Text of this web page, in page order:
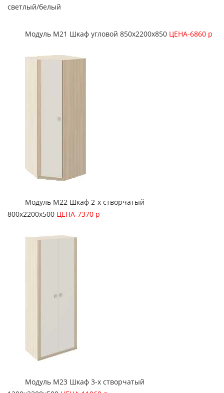
светлый/белый
Модуль М21 Шкаф угловой 850х2200х850 ЦЕНА-6860 р
Модуль М22 Шкаф 2-х створчатый
800х2200х500 ЦЕНА-7370 р
Модуль М23 Шкаф 3-х створчатый